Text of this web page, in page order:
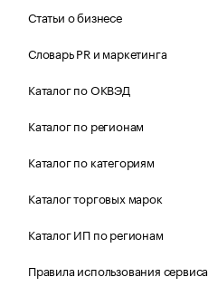
Статьи о бизнесе
Словарь PR и маркетинга
Каталог по ОКВЭД
Каталог по регионам
Каталог по категориям
Каталог торговых марок
Каталог ИП по регионам
Правила использования сервиса